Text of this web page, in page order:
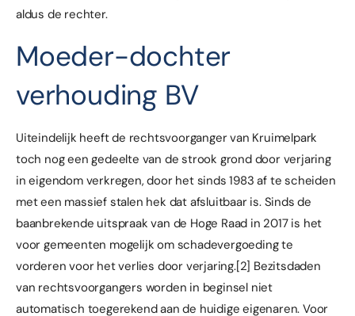
aldus de rechter.
Moeder-dochter
verhouding BV
Uiteindelijk heeft de rechtsvoorganger van Kruimelpark
toch nog een gedeelte van de strook grond door verjaring
in eigendom verkregen, door het sinds 1983 af te scheiden
met een massief stalen hek dat afsluitbaar is. Sinds de
baanbrekende uitspraak van de Hoge Raad in 2017 is het
voor gemeenten mogelijk om schadevergoeding te
vorderen voor het verlies door verjaring.[2] Bezitsdaden
van rechtsvoorgangers worden in beginsel niet
automatisch toegerekend aan de huidige eigenaren. Voor